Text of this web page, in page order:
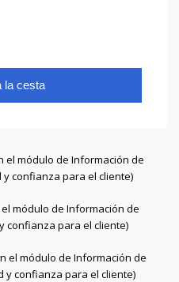
la cesta
el módulo de Información de
y confianza para el cliente)
módulo de Información de
confianza para el cliente)
el módulo de Información de
y confianza para el cliente)